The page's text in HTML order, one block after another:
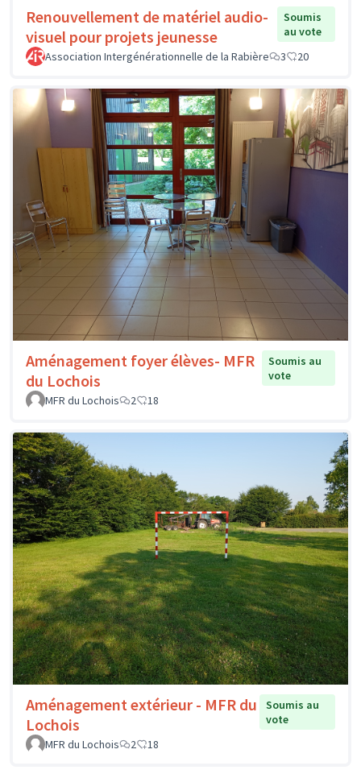
Renouvellement de matériel audio-
visuel pour projets jeunesse
Soumis
au vote
Association Intergénérationnelle de la Rabière
3 20
Aménagement foyer élèves- MFR
du Lochois
Soumis au
vote
MFR du Lochois
2 18
Aménagement extérieur - MFR du
Lochois
Soumis au
vote
MFR du Lochois
2 18